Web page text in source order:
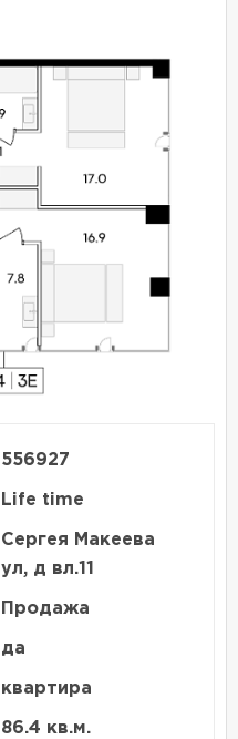
556927
Life time
Сергея Макеева
ул, д вл.11
Продажа
да
квартира
86.4 кв.м.